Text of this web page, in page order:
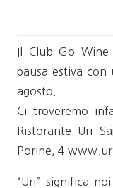
Il Club Go Wine
pausa estiva con
agosto.
Ci troveremo
Ristorante Uri
Porine, 4
“Uri” significa